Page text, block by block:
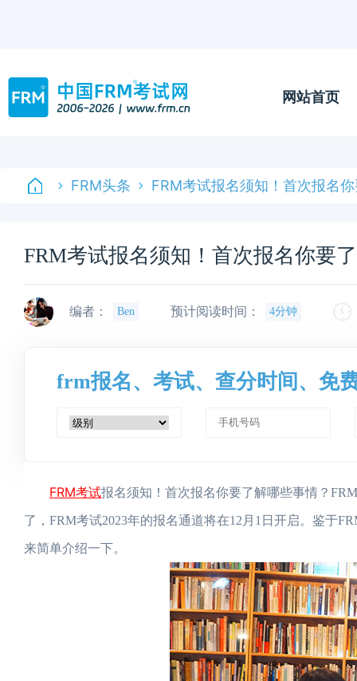
网站首页
FRM头条 FRM考试报名须知！首次报名
FRM考试报名须知！首次报名你要
编者： Ben 预计阅读时间： 4分钟
frm报名、考试、查分时间、免
FRM考试报名须知！首次报名你要了解哪些事情？
了，FRM考试2023年的报名通道将在12月1日开启。鉴于
来简单介绍一下。